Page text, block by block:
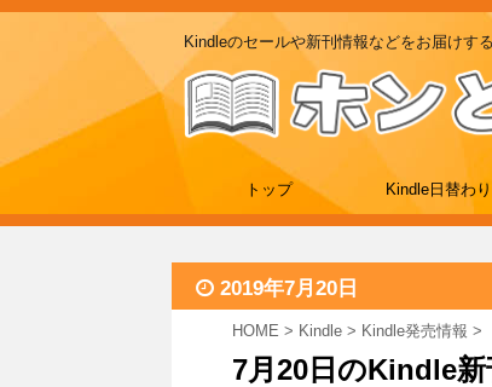
Kindleのセールや新刊情報などをお届けす
トップ Kindle日替わ
2019年7月20日
HOME > Kindle > Kindle発売情報 >
7月20日のKindle